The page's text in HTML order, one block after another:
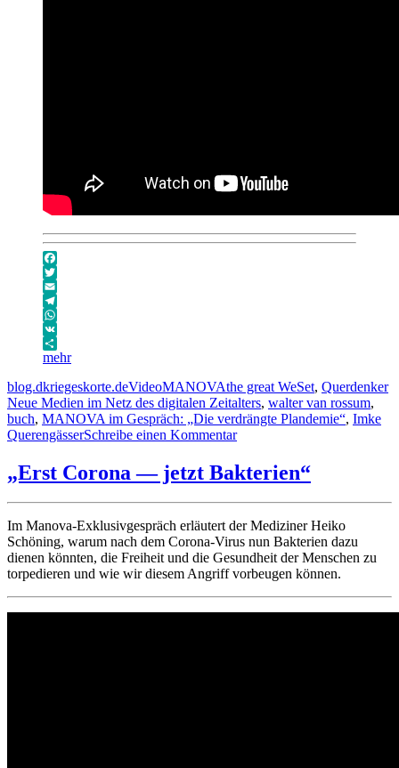
Facebook
Twitter
Email
Telegram
WhatsApp
VK
mehr
Autor
blog.dkriegeskorte.deVeröffentlicht
am
Format
VideoKategorien
MANOVASchlagwörter
the great WeSet, Querdenker
Neue Medien im Netz des digitalen Zeitalters, walter van rossum,
buch, MANOVA im Gespräch: „Die verdrängte Plandemie“, Imke
QuerengässerSchreibe einen Kommentarzu
im
Gespräch:
Plandemie“
„Erst Corona — jetzt Bakterien“
Im Manova-Exklusivgespräch erläutert der Mediziner Heiko
Schöning, warum nach dem Corona-Virus nun Bakterien dazu
dienen könnten, die Freiheit und die Gesundheit der Menschen zu
torpedieren und wie wir diesem Angriff vorbeugen können.